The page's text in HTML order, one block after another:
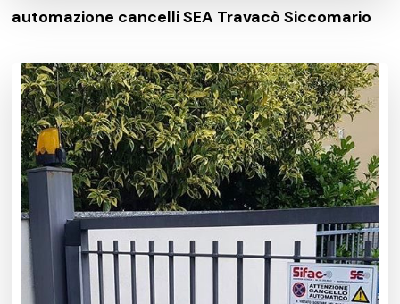
automazione cancelli SEA Travacò Siccomario